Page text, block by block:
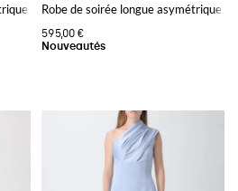
en satin avec fente au dos
Robe de soirée longue asymétrique
595,00 €